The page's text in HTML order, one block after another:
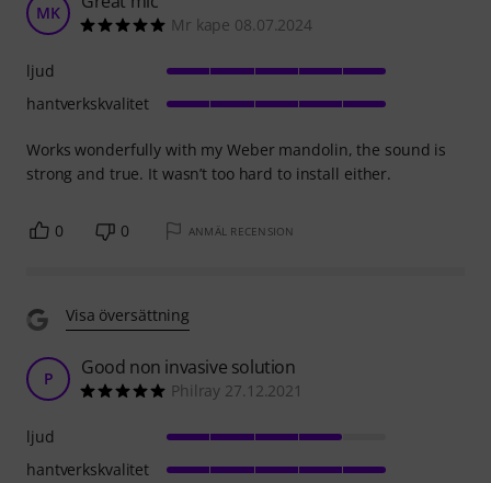
MK
Mr kape 08.07.2024
Works wonderfully with my Weber mandolin, the sound is
strong and true. It wasn’t too hard to install either.
ljud
hantverkskvalitet
0 0 ANMÄL RECENSION
Visa översättning
P Good non invasive solution
Philray 27.12.2021
ljud
hantverkskvalitet